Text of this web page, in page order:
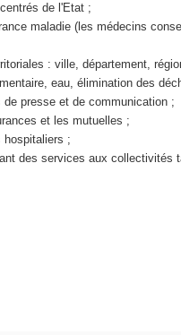
de l'Etat ;
maladie (les médecins
: ville, département,
eau, élimination des
de presse et de communication ;
et les mutuelles ;
hospitaliers ;
des services aux collectivités